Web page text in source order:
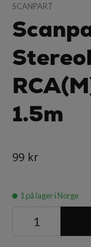
SCANPART
1.5m
99 kr
1 på lager i Norge